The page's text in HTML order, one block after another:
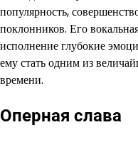
популярность,
поклонников. Его
исполнение глубокие
ему стать одним из
времени.
Оперная слава